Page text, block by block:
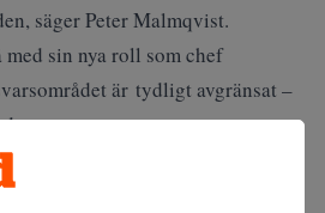
säger Peter Malmqvist.
sin nya roll som chef
är tydligt avgränsat –
ett stort team.
verkligen ångrar i sin långa
tackade nej till ett